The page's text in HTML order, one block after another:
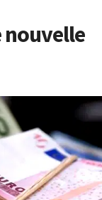
nouvelle